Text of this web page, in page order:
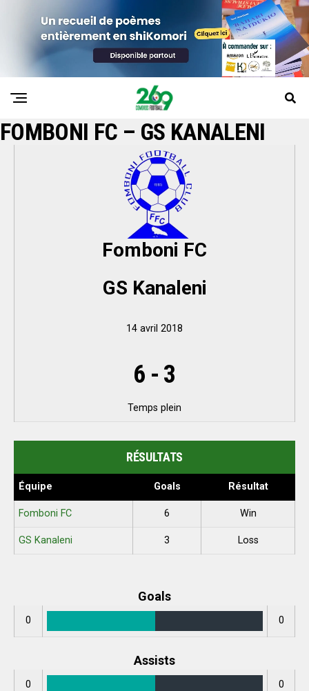
FOMBONI FC – GS KANALENI
Fomboni FC
GS Kanaleni
14 avril 2018
6 - 3
Temps plein
RÉSULTATS
Équipe Goals Résultat
Fomboni FC 6 Win
GS Kanaleni 3 Loss
Goals
0 0
Assists
0 0